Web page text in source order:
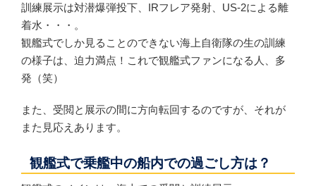
訓練展示は対潜爆弾投下、IRフレア発射、US-2による離
着水・・・。
観艦式でしか見ることのできない海上自衛隊の生の訓練
の様子は、迫力満点！これで観艦式ファンになる人、多
発（笑）
また、受閲と展示の間に方向転回するのですが、それが
また見応えあります。
観艦式で乗艦中の船内での過ごし方は？